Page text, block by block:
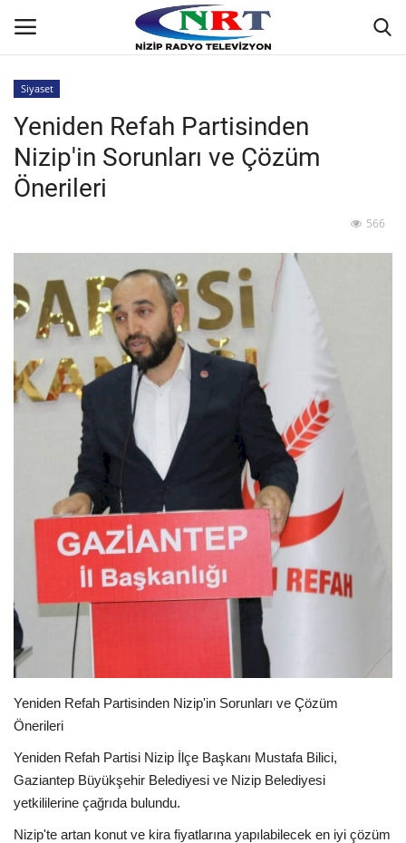
Ana
GÜNDEM
Ekonomi
Yaşam
Spor
Resmiilan
Siyaset
Yeniden Refah Partisinden
Nizip'in Sorunları ve Çözüm
Önerileri
566
Yeniden Refah Partisinden Nizip'in Sorunları ve Çözüm
Önerileri
Yeniden Refah Partisi Nizip İlçe Başkanı Mustafa Bilici,
Gaziantep Büyükşehir Belediyesi ve Nizip Belediyesi
yetkililerine çağrıda bulundu.
Nizip'te artan konut ve kira fiyatlarına yapılabilecek en iyi çözüm